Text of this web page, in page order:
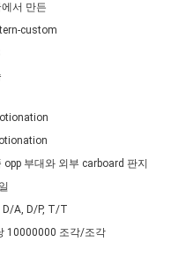
서 만든
custom
opp 부대와 외부 carboard 판지
D/A, D/P, T/T
10000000 조각/조각